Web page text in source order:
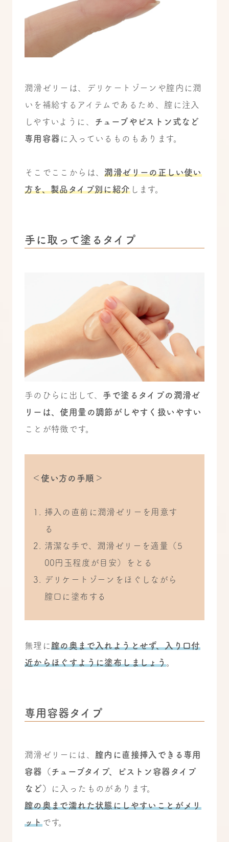
潤滑ゼリーは、デリケートゾーンや膣内に潤
いを補給するアイテムであるため、膣に注入
しやすいように、
チューブやピストン式など
専用容器 に入っているものもあります。
そこでここからは、潤滑ゼリーの正しい使い
方を、製品タイプ別に紹介します。
手に取って塗るタイプ
手のひらに出して、 手で塗るタイプの潤滑ゼ
リーは、使用量の調節がしやすく扱いやすい
ことが特徴です。
＜使い方の手順＞
挿入の直前に潤滑ゼリーを用意す
る
清潔な手で、潤滑ゼリーを適量（5
00円玉程度が目安）をとる
デリケートゾーンをほぐしながら
膣口に塗布する
無理に膣の奥まで入れようとせず、入り口付
近からほぐすように塗布しましょう。
専用容器タイプ
潤滑ゼリーには、 膣内に直接挿入できる専用
容器（チューブタイプ、ピストン容器タイプ
など）
に入ったものがあります。
膣の奥まで濡れた状態にしやすいことがメリ
ットです。